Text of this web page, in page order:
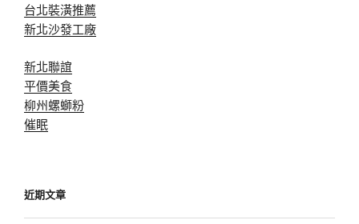
台北裝潢推薦
新北沙發工廠
新北聯誼
平價美食
柳州螺螄粉
催眠
近期文章